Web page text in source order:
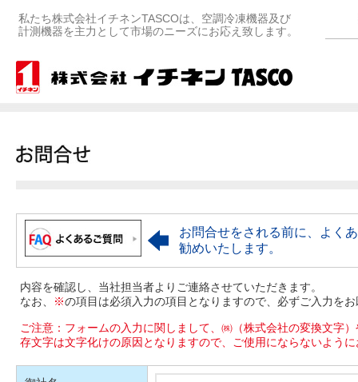
私たち株式会社イチネンTASCOは、空調冷凍機器及び
計測機器を主力として市場のニーズにお応え致します。
お問合せをされる前に、よく
勧めいたします。
内容を確認し、当社担当者よりご連絡させていただきます。
なお、
※の項目は必須入力の項目となりますので、必ずご入力を
ご注意：フォームの入力に関しまして、㈱（株式会社の変換文字
存文字は文字化けの原因となりますので、ご使用にならないよう